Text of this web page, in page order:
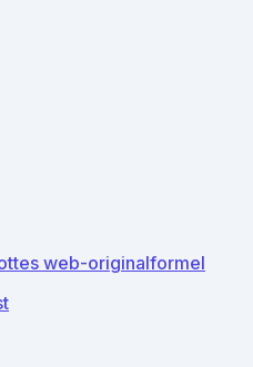
web-originalformel